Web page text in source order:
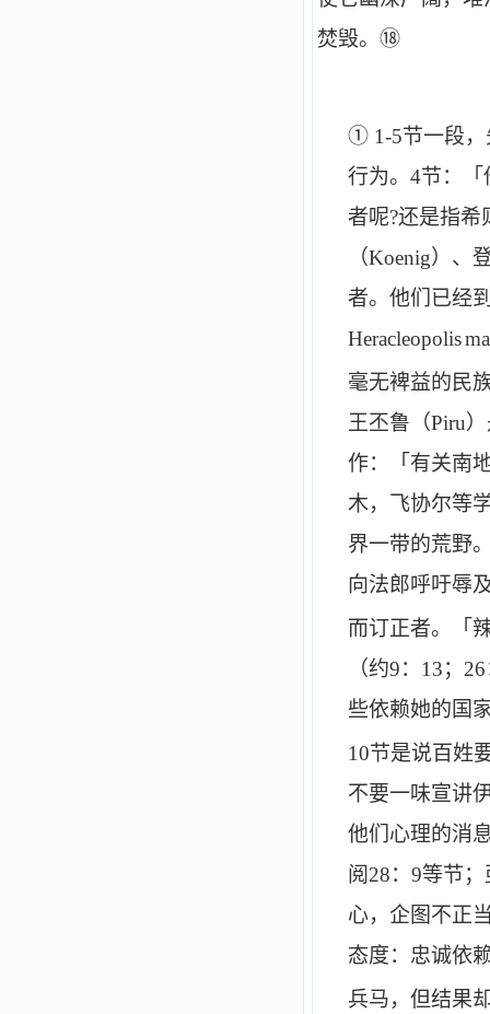
焚毁。 ⑱
① 1-5节一段
行为。 4节：
者呢?还是指希
（Koenig）、
者。他们已经
Heracleopolis
毫无裨益的民
王丕鲁（Piru
作：「有关南
木，飞协尔等
界一带的荒野
向法郎呼吁辱
而订正者。「
（约9： 13； 26
些依赖她的国
10节是说百姓
不要一味宣讲
他们心理的消
阅 28： 9等节；
心，企图不正
态度：忠诚依
兵马，但结果